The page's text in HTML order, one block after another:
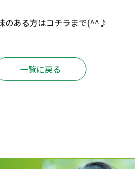
のある方はコチラ まで(^^♪
一覧に戻る